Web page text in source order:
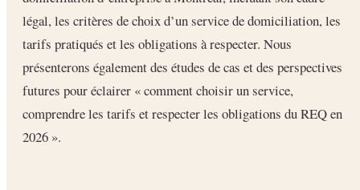
légal, les critères de choix d’un service de domiciliation, les
tarifs pratiqués et les obligations à respecter. Nous
présenterons également des études de cas et des perspectives
futures pour éclairer « comment choisir un service,
comprendre les tarifs et respecter les obligations du REQ en
2026 ».